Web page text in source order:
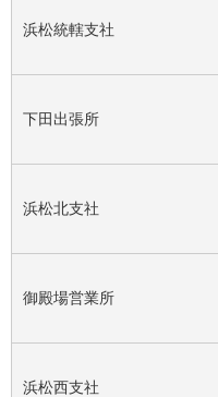
浜松統轄支社
下田出張所
浜松北支社
御殿場営業所
浜松西支社